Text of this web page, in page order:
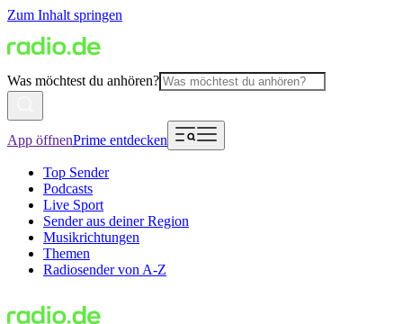
Zum Inhalt springen
Was möchtest du anhören?
App öffnenPrime entdecken
Top Sender
Podcasts
Live Sport
Sender aus deiner Region
Musikrichtungen
Themen
Radiosender von A-Z